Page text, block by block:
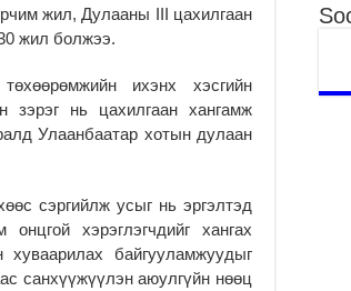
жил, Дулааны III цахилгаан
жил болжээ.
ихэнх хэсгийн
зэрэг нь цахилгаан хангамж
Улаанбаатар хотын дулаан
сэргийлж усыг нь эргэлтэд
хэрэглэгчдийг хангах
байгууламжуудыг
санхүүжүүлэн аюулгүйн нөөц